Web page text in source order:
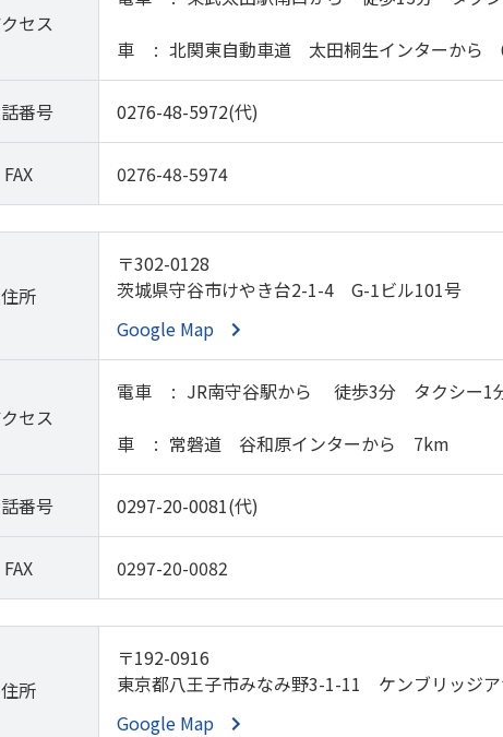
セス
車
北関東自動車道 太田桐生インターから
番号 0276-48-5972(代)
FAX 0276-48-5974
住所
〒302-0128
茨城県守谷市けやき台2-1-4 G-1ビル101号
Google Map
セス
電車
JR南守谷駅から 徒歩3分 タクシー1
車
常磐道 谷和原インターから 7km
番号 0297-20-0081(代)
FAX 0297-20-0082
住所
〒192-0916
東京都八王子市みなみ野3-1-11 ケンブリッジ
Google Map